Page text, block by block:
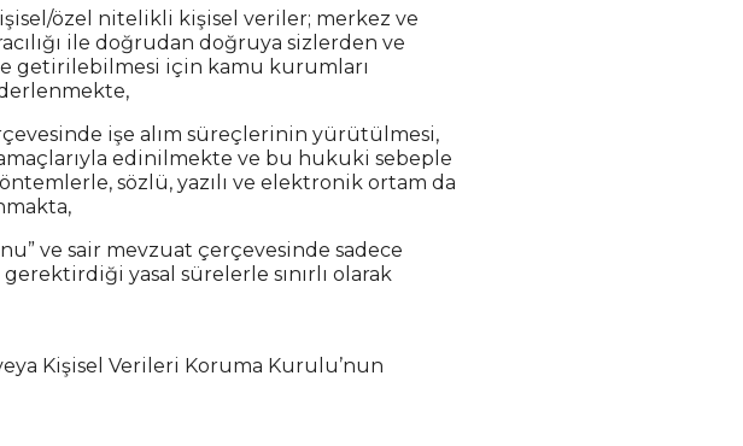
özel nitelikli kişisel veriler; merkez ve
ile doğrudan doğruya sizlerden ve
getirilebilmesi için kamu kurumları
işe alım süreçlerinin yürütülmesi,
edinilmekte ve bu hukuki sebeple
sözlü, yazılı ve elektronik ortam da
ve sair mevzuat çerçevesinde sadece
yasal sürelerle sınırlı olarak
Kişisel Verileri Koruma Kurulu’nun